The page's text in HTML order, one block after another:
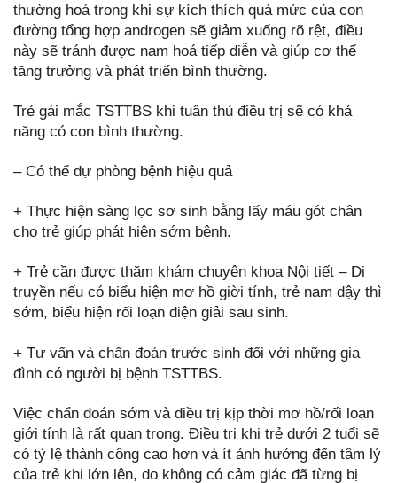
thường hoá trong khi sự kích thích quá mức của con
đường tổng hợp androgen sẽ giảm xuống rõ rệt, điều
này sẽ tránh được nam hoá tiếp diễn và giúp cơ thể
tăng trưởng và phát triển bình thường.
Trẻ gái mắc TSTTBS khi tuân thủ điều trị sẽ có khả
năng có con bình thường.
– Có thể dự phòng bệnh hiệu quả
+ Thực hiện sàng lọc sơ sinh bằng lấy máu gót chân
cho trẻ giúp phát hiện sớm bệnh.
+ Trẻ cần được thăm khám chuyên khoa Nội tiết – Di
truyền nếu có biểu hiện mơ hồ giời tính, trẻ nam dậy thì
sớm, biểu hiện rối loạn điện giải sau sinh.
+ Tư vấn và chẩn đoán trước sinh đối với những gia
đình có người bị bệnh TSTTBS.
Việc chẩn đoán sớm và điều trị kịp thời mơ hồ/rối loạn
giới tính là rất quan trọng. Điều trị khi trẻ dưới 2 tuổi sẽ
có tỷ lệ thành công cao hơn và ít ảnh hưởng đến tâm lý
của trẻ khi lớn lên, do không có cảm giác đã từng bị